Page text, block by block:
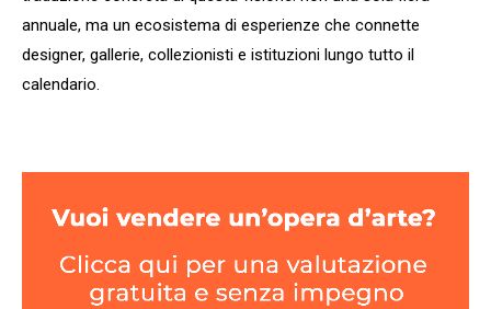
annuale, ma un ecosistema di esperienze che connette
designer, gallerie, collezionisti e istituzioni lungo tutto il
calendario.